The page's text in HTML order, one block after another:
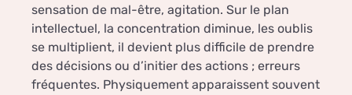
sensation de mal-être, agitation. Sur le plan
intellectuel, la concentration diminue, les oublis
se multiplient, il devient plus difficile de prendre
des décisions ou d’initier des actions ; erreurs
fréquentes. Physiquement apparaissent souvent